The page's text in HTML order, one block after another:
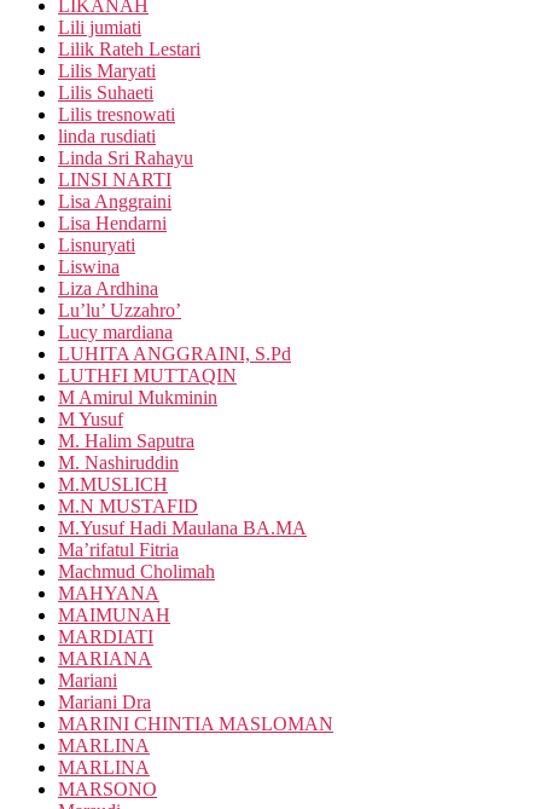
LIKANAH
Lili jumiati
Lilik Rateh Lestari
Lilis Maryati
Lilis Suhaeti
Lilis tresnowati
linda rusdiati
Linda Sri Rahayu
LINSI NARTI
Lisa Anggraini
Lisa Hendarni
Lisnuryati
Liswina
Liza Ardhina
Lu’lu’ Uzzahro’
Lucy mardiana
LUHITA ANGGRAINI, S.Pd
LUTHFI MUTTAQIN
M Amirul Mukminin
M Yusuf
M. Halim Saputra
M. Nashiruddin
M.MUSLICH
M.N MUSTAFID
M.Yusuf Hadi Maulana BA.MA
Ma’rifatul Fitria
Machmud Cholimah
MAHYANA
MAIMUNAH
MARDIATI
MARIANA
Mariani
Mariani Dra
MARINI CHINTIA MASLOMAN
MARLINA
MARLINA
MARSONO